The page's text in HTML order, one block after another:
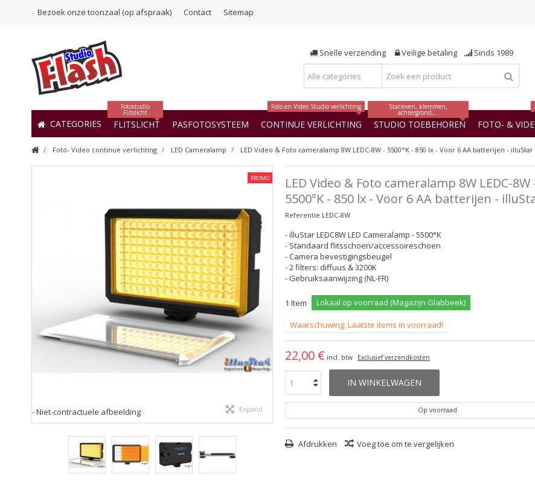
Bezoek onze toonzaal (op afspraak) Contact Sitemap
Snelle verzending Veilige betaling Sinds 1989
CATEGORIES FLITSLICHT
Fotostudio
Flitslicht
PASFOTOSYSTEEM CONTINUE VERLICHTING
Foto en Video Studio verlichting
STUDIO TOEBEHOREN
Statieven, klemmen,
achtergrond,...
FOTO- &
Foto- Video continue verlichting LED Cameralamp LED Video & Foto cameralamp 8W LEDC-8W - 5500°K - 850 lx - Voor 6 AA batterijen - illuStar
PROMO
Expand
- Niet-contractuele afbeelding
LED Video & Foto cameralamp 8W LEDC-8W
5500°K - 850 lx - Voor 6 AA batterijen -
Referentie LEDC-8W
- illuStar LEDC8W LED Cameralamp - 5500°K
- Standaard flitsschoen/accessoireschoen
- Camera bevestigingsbeugel
- 2 filters: diffuus & 3200K
- Gebruiksaanwijzing (NL-FR)
1 Item Lokaal op voorraad (Magazijn Glabbeek)
Waarschuwing: Laatste items in voorraad!
22,00 € incl. btw Exclusief verzendkosten
IN WINKELWAGEN
Op voorraad
Afdrukken Voeg toe om te vergelijken